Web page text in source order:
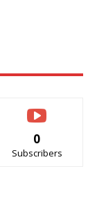
0
Subscribers